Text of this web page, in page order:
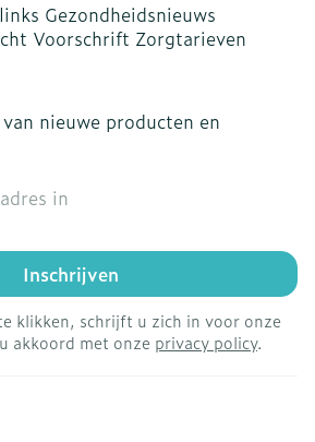
Gezondheidsnieuws
Voorschrift Zorgtarieven
nieuwe producten en
Inschrijven
klikken, schrijft u zich in voor onze
akkoord met onze privacy policy.